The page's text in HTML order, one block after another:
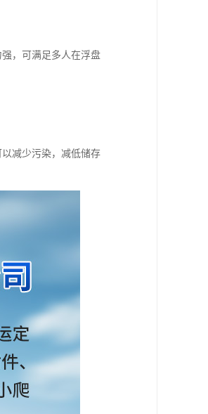
，可满足多人在浮盘
减少污染，减低储存